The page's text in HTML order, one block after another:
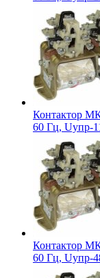
Контактор
60 Гц, Uупр-
Контактор
60 Гц, Uупр-